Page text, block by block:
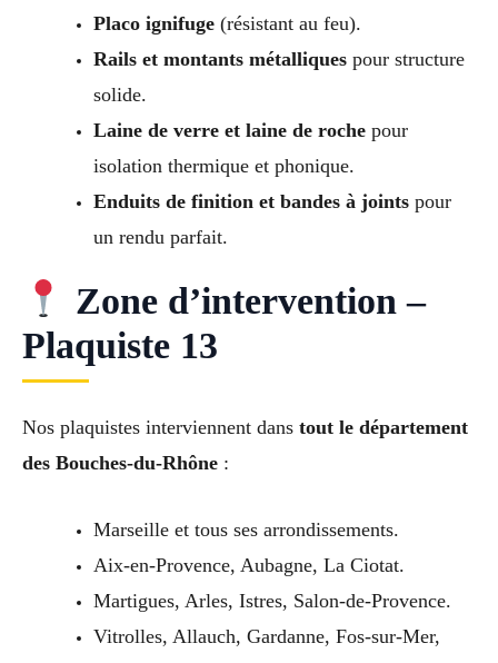
Placo ignifuge(résistant au feu).
Rails et montants métalliquespour structure
solide.
Laine de verre et laine de rochepour
isolation thermique et phonique.
Enduits de finition et bandes à jointspour
un rendu parfait.
Zone d’intervention –
Plaquiste 13
Nos plaquistes interviennent dans tout le département
des Bouches-du-Rhône :
Marseille et tous ses arrondissements.
Aix-en-Provence, Aubagne, La Ciotat.
Martigues, Arles, Istres, Salon-de-Provence.
Vitrolles, Allauch, Gardanne, Fos-sur-Mer,